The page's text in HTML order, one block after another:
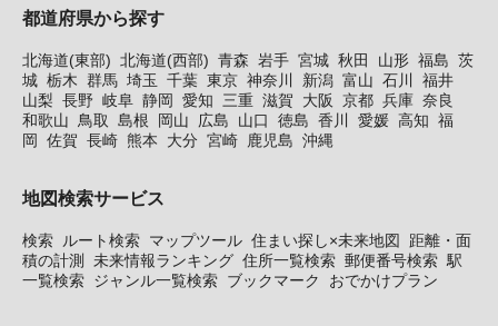
都道府県から探す
北海道(東部) 北海道(西部) 青森 岩手 宮城 秋田 山形 福島 茨
城 栃木 群馬 埼玉 千葉 東京 神奈川 新潟 富山 石川
福井
山梨 長野 岐阜 静岡 愛知 三重 滋賀 大阪 京都 兵庫 奈良
和歌山
鳥取 島根 岡山 広島 山口 徳島 香川 愛媛 高知 福
岡
佐賀 長崎 熊本 大分 宮崎 鹿児島 沖縄
地図検索サービス
検索 ルート検索 マップツール 住まい探し×未来地図
距離・面
積の計測 未来情報ランキング 住所一覧検索 郵便番号検索 駅
一覧検索 ジャンル一覧検索 ブックマーク おでかけプラン